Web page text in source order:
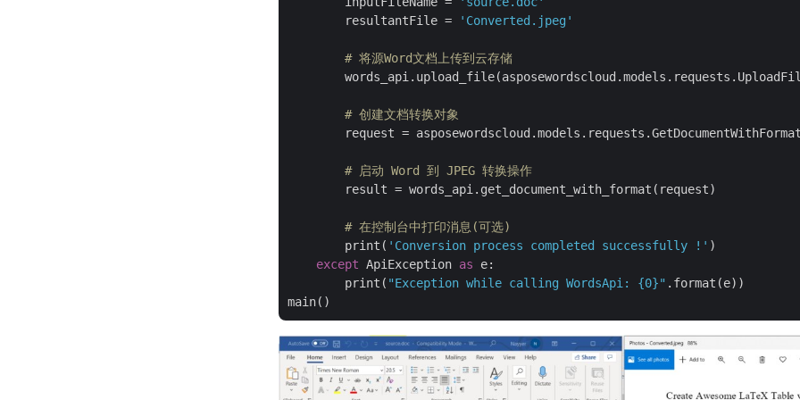
        resultantFile =
'Converted.jpeg'
# 将源Word文档上传到云存储
# 创建文档转换对象
request =
# 启动 Word 到 JPEG 转换操作
        result = words_api.get_document_with_format(request)
# 在控制台中打印消息(可选)
        print(
'Conversion process completed successfully !' )
except ApiException as e:
        print(
"Exception while calling WordsApi: {0}" .format(e))